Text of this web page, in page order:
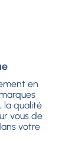
en
la qualité
vous de
votre
en
la qualité
vous de
votre